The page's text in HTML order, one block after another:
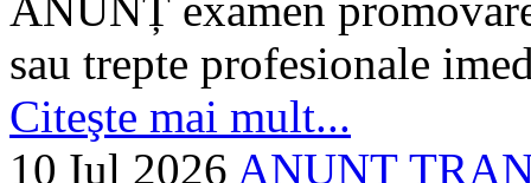
sau trepte profesionale
Citeşte mai mult...
10 Iul 2026 ANUNȚ